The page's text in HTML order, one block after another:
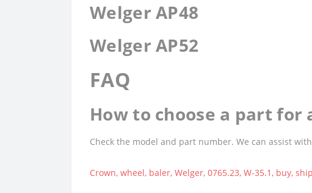
Welger AP48
Welger AP52
FAQ
How to choose a part for
Check the model and part number. We can assist
Crown, wheel, baler, Welger, 0765.23, W-35.1, buy,